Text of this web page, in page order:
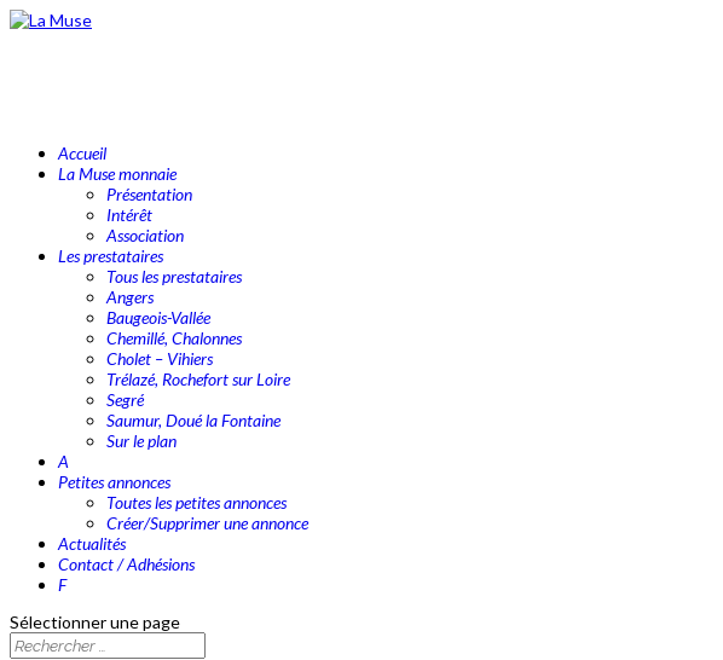
Accueil
La Muse monnaie
Présentation
Intérêt
Association
Les prestataires
Tous les prestataires
Angers
Baugeois-Vallée
Chemillé, Chalonnes
Cholet – Vihiers
Trélazé, Rochefort sur Loire
Segré
Saumur, Doué la Fontaine
Sur le plan
A
Petites annonces
Toutes les petites annonces
Créer/Supprimer une annonce
Actualités
Contact / Adhésions
F
Sélectionner une page